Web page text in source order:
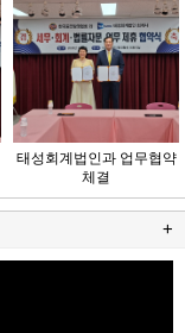
태성회계법인과 업무협약
체결
+